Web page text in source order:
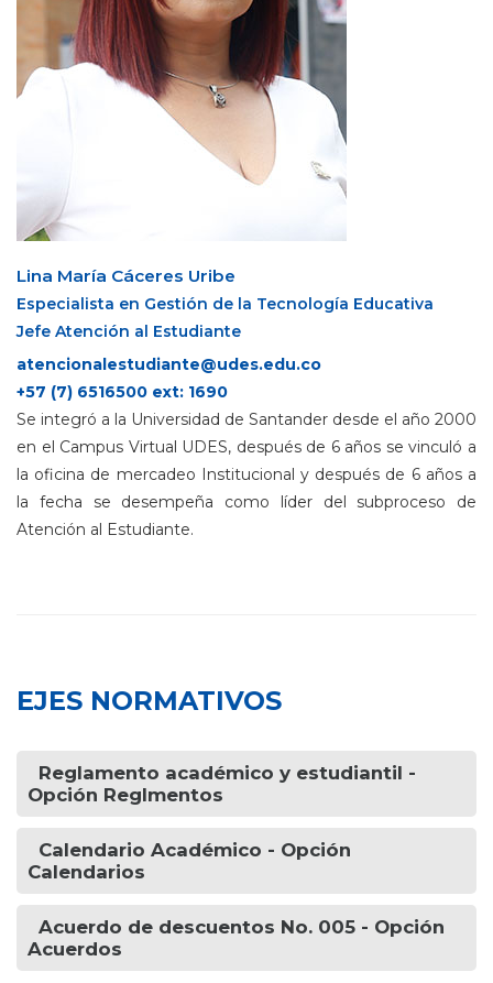
Lina María Cáceres Uribe
Especialista en Gestión de la Tecnología Educativa
Jefe Atención al Estudiante
+57 (7) 6516500 ext: 1690
Se integró a la Universidad de Santander desde el año 2000
en el Campus Virtual UDES, después de 6 años se vinculó a
la oficina de mercadeo Institucional y después de 6 años a
la fecha se desempeña como líder del subproceso de
Atención al Estudiante.
EJES NORMATIVOS
Reglamento académico y estudiantil -
Opción Reglmentos
Calendario Académico - Opción
Calendarios
Acuerdo de descuentos No. 005 - Opción
Acuerdos